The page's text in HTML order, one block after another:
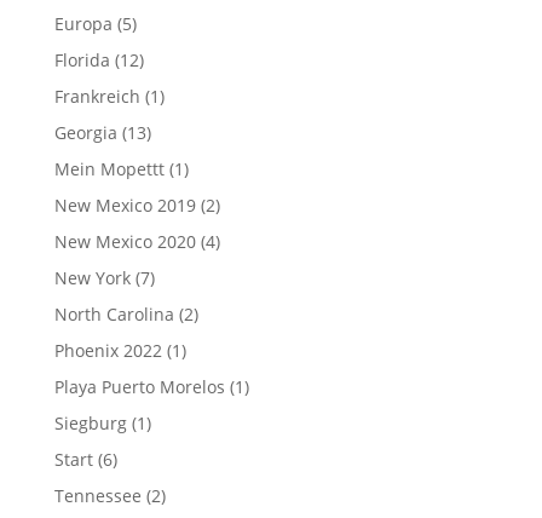
Europa (5)
Florida (12)
Frankreich (1)
Georgia (13)
Mein Mopettt(1)
New Mexico 2019(2)
New Mexico 2020(4)
New York(7)
North Carolina (2)
Phoenix 2022(1)
Playa Puerto Morelos (1)
Siegburg(1)
Start(6)
Tennessee (2)